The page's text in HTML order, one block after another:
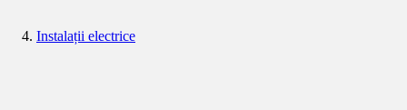
Instalații electrice